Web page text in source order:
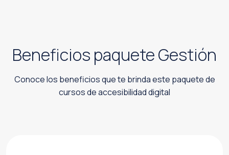
Beneficios paquete Gestión
Conoce los beneficios que te brinda este paquete de
cursos de accesibilidad digital